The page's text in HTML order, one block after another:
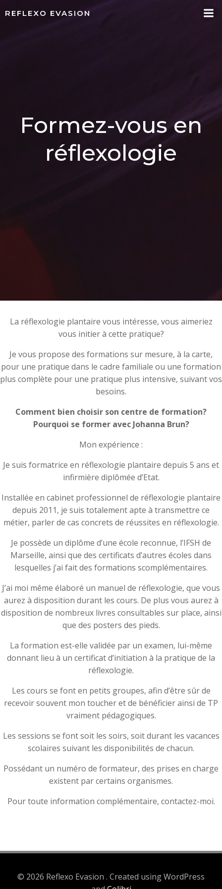
REFLEXO EVASION
Formez-vous en
réflexologie
La réflexologie plantaire vous intéresse, vous aimeriez
vous initier à cette pratique?
Je vous propose des formations sur mesure, à la carte,
pour une pratique dans le cadre familiale ou une formation
plus complète pour une pratique plus intensive, suivant vos
besoins.
Comment bien choisir son centre de formation?
Pourquoi se former avec Johanna Brun?
Mon expérience :
Je suis formatrice en réflexologie plantaire depuis 5 ans et
infirmière diplômée d’Etat.
Installée en cabinet professionnel de réflexologie plantaire
depuis 2011, je suis totalement apte à transmettre ce
métier, parler de cas concrets de réussites en réflexologie.
Je possède un diplôme d’une école reconnue, l’IFSH de
Marseille, ainsi que des certificats d’autres écoles dans
lesquelles j’ai fait des formations scomplémentaires.
J’ai moi même élaboré un manuel de réflexologie, que vous
aurez à disposition durant les cours. De plus vous aurez à
disposition de nombreux livres consultables sur place, ainsi
que des posters des pieds.
La formation est-elle validée par un examen, lui-même
donnant lieu à un certificat d’initiation à la pratique de la
réflexologie.
Les cours se font en petits groupes, afin d’être sûr de
recevoir souvent mon toucher et de bénéficier ainsi de TP
vraiment pédagogiques.
Les sessions se font soit les soirs, soit durant les vacances
scolaires suivant les disponibilités de chacun.
Possédant un numéro de formateur, des prises en charge
existent par certains organismes.
Pour toute information complémentaire, contactez-moi.
© 2026 Reflexo Evasion . Created using WordPress